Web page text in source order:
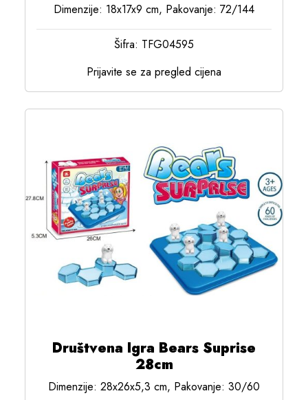
Dimenzije: 18x17x9 cm, Pakovanje: 72/144
Šifra: TFG04595
Prijavite se za pregled cijena
Društvena Igra Bears Suprise
28cm
Dimenzije: 28x26x5,3 cm, Pakovanje: 30/60